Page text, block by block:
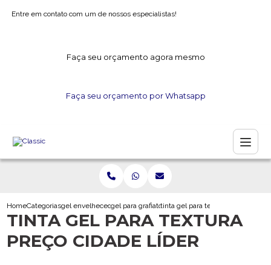
Entre em contato com um de nossos especialistas!
Faça seu orçamento agora mesmo
Faça seu orçamento por Whatsapp
HomeCategoriasgel envelhecedorgel para grafiatotinta gel para textura preco
TINTA GEL PARA TEXTURA
PREÇO CIDADE LÍDER